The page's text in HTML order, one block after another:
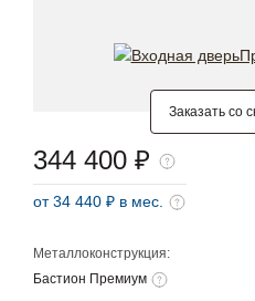
Заказать со
Металлоконструкция:
Бастион Премиум
344 400 ₽
от 34 440 ₽ в мес.